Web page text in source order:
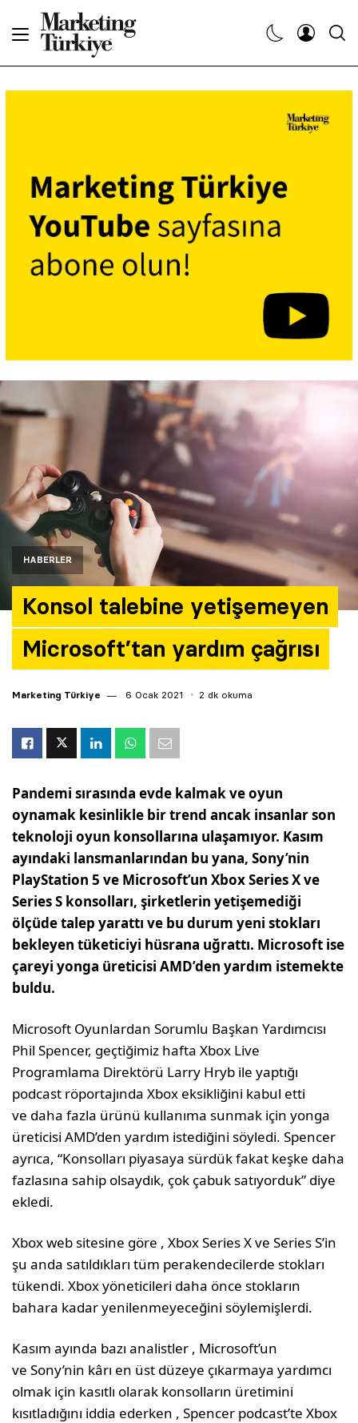
HABERLER
Konsol talebine yetişemeyen
Microsoft’tan yardım çağrısı
Marketing Türkiye 6 Ocak 2021 2 dk okuma
Pandemi sırasında evde kalmak ve oyun
oynamak kesinlikle bir trend ancak insanlar son
teknoloji oyun konsollarına ulaşamıyor. Kasım
ayındaki lansmanlarından bu yana, Sony’nin
PlayStation 5 ve Microsoft’un Xbox Series X ve
Series S konsolları, şirketlerin yetişemediği
ölçüde talep yarattı ve bu durum yeni stokları
bekleyen tüketiciyi hüsrana uğrattı. Microsoft ise
çareyi yonga üreticisi AMD’den yardım istemekte
buldu.
Microsoft Oyunlardan Sorumlu Başkan Yardımcısı
Phil Spencer, geçtiğimiz hafta Xbox Live
Programlama Direktörü Larry Hryb ile yaptığı
podcast röportajında Xbox eksikliğini kabul etti
ve daha fazla ürünü kullanıma sunmak için yonga
üreticisi AMD’den yardım istediğini söyledi. Spencer
ayrıca, “Konsolları piyasaya sürdük fakat keşke daha
fazlasına sahip olsaydık, çok çabuk satıyorduk” diye
ekledi.
Xbox web sitesine göre , Xbox Series X ve Series S’in
şu anda satıldıkları tüm perakendecilerde stokları
tükendi. Xbox yöneticileri daha önce stokların
bahara kadar yenilenmeyeceğini söylemişlerdi.
Kasım ayında bazı analistler , Microsoft’un
ve Sony’nin kârı en üst düzeye çıkarmaya yardımcı
olmak için kasıtlı olarak konsolların üretimini
kısıtladığını iddia ederken , Spencer podcast’te Xbox
Dergiler
Etkinlikler
Araştırma